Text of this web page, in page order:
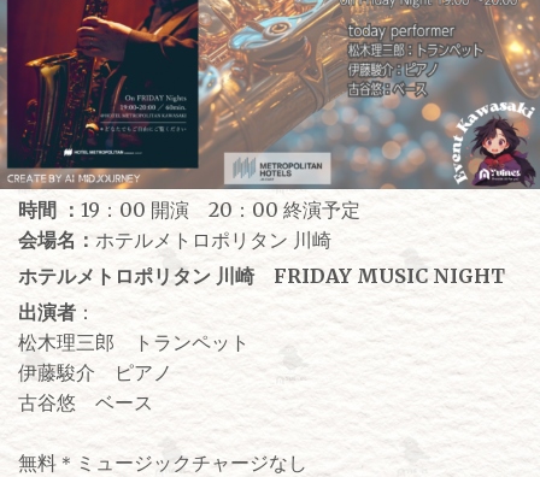
時間 ： 19：00 開演 20：00 終演予定
会場名：ホテルメトロポリタン 川崎
ホテルメトロポリタン 川崎 FRIDAY MUSIC NIGHT
出演者 ：
松木理三郎 トランペット
伊藤駿介 ピアノ
古谷悠 ベース
無料＊ミュージックチャージなし